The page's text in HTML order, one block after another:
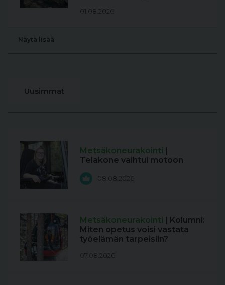
01.08.2026
Näytä lisää
Uusimmat
Metsäkoneurakointi |
Telakone vaihtui motoon
08.08.2026
Metsäkoneurakointi | Kolumni:
Miten opetus voisi vastata
työelämän tarpeisiin?
07.08.2026